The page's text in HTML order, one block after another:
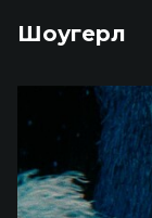
Шоугерл